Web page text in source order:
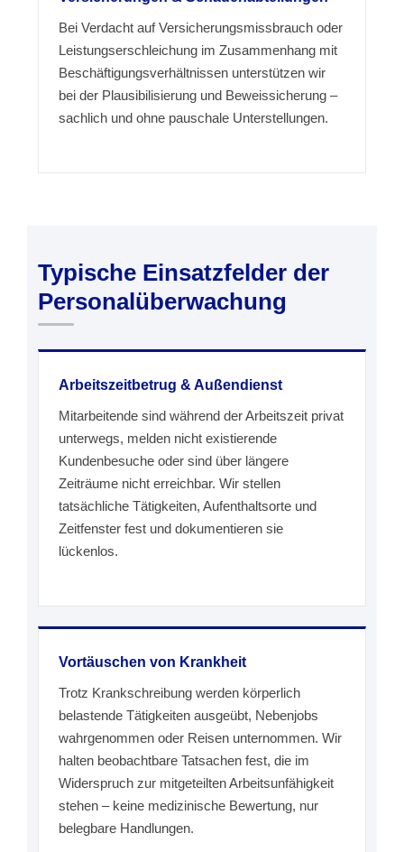
Bei Verdacht auf Versicherungsmissbrauch oder
Leistungserschleichung im Zusammenhang mit
Beschäftigungsverhältnissen unterstützen wir
bei der Plausibilisierung und Beweissicherung –
sachlich und ohne pauschale Unterstellungen.
Typische Einsatzfelder der
Personalüberwachung
Arbeitszeitbetrug & Außendienst
Mitarbeitende sind während der Arbeitszeit privat
unterwegs, melden nicht existierende
Kundenbesuche oder sind über längere
Zeiträume nicht erreichbar. Wir stellen
tatsächliche Tätigkeiten, Aufenthaltsorte und
Zeitfenster fest und dokumentieren sie
lückenlos.
Vortäuschen von Krankheit
Trotz Krankschreibung werden körperlich
belastende Tätigkeiten ausgeübt, Nebenjobs
wahrgenommen oder Reisen unternommen. Wir
halten beobachtbare Tatsachen fest, die im
Widerspruch zur mitgeteilten Arbeitsunfähigkeit
stehen – keine medizinische Bewertung, nur
belegbare Handlungen.